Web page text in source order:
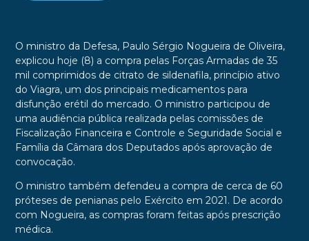
O ministro da Defesa, Paulo Sérgio Nogueira de Oliveira,
explicou hoje (8) a compra pelas Forças Armadas de 35
mil comprimidos de citrato de sildenafila, princípio ativo
do Viagra, um dos principais medicamentos para
disfunção erétil do mercado. O ministro participou de
uma audiência pública realizada pelas comissões de
Fiscalização Financeira e Controle e Seguridade Social e
Família da Câmara dos Deputados após aprovação de
convocação.
O ministro também defendeu a compra de cerca de 60
próteses de penianas pelo Exército em 2021. De acordo
com Nogueira, as compras foram feitas após prescrição
médica.